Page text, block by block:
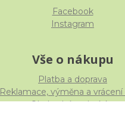
Facebook
Instagram
Vše o nákupu
Platba a doprava
Reklamace, výměna a vrácení
Obchodní podmínky